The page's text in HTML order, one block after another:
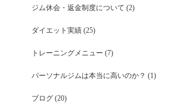
ジム休会・返金制度について (2)
ダイエット実績 (25)
トレーニングメニュー (7)
パーソナルジムは本当に高いのか？ (1)
ブログ (20)